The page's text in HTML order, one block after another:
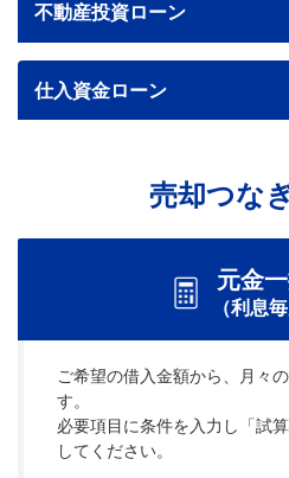
不動産投資ローン
仕入資金ローン
売却つな
元金
（利息
ご希望の借入金額から、月々
す。
必要項目に条件を入力し「試
してください。